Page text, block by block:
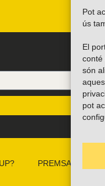
Pot
ús
El
conté
són
pot
PREMSA